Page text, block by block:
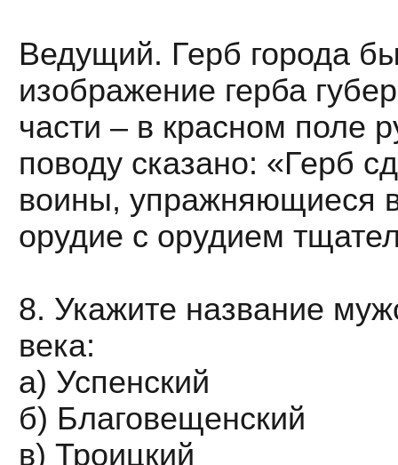
Ведущий. Герб города
изображение герба
части – в красном поле
поводу сказано: «Герб
воины, упражняющиеся
орудие с орудием
8. Укажите название
века:
а) Успенский
б) Благовещенский
в) Троицкий